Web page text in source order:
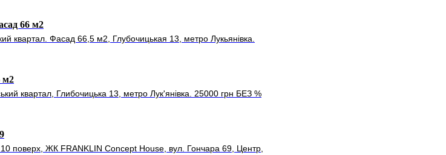
66 м2
квартал. Фасад 66,5 м2, Глубочицькая 13, метро Лукьянівка.
м2
квартал, Глибочицька 13, метро Лук'янівка. 25000 грн БЕЗ %
поверх, ЖК FRANKLIN Concept House, вул. Гончара 69, Центр,